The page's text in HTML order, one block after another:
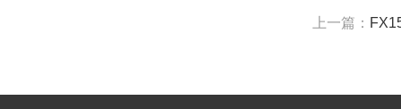
上一篇：